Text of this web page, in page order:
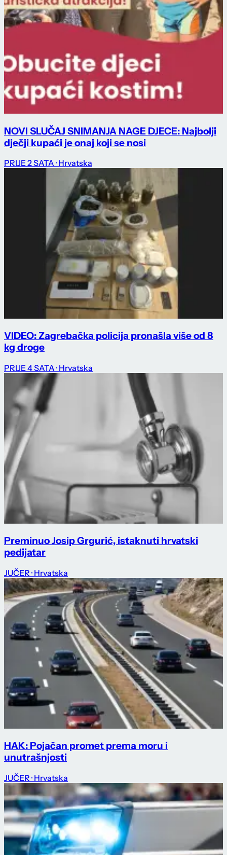
NOVI SLUČAJ SNIMANJA NAGE DJECE: Najbolji
dječji kupaći je onaj koji se nosi
PRIJE 2 SATA · Hrvatska
VIDEO: Zagrebačka policija pronašla više od 8
kg droge
PRIJE 4 SATA · Hrvatska
Preminuo Josip Grgurić, istaknuti hrvatski
pedijatar
JUČER · Hrvatska
HAK: Pojačan promet prema moru i
unutrašnjosti
JUČER · Hrvatska